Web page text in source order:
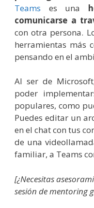
Teams es una
comunicarse a
con otra persona.
herramientas más
pensando en el
Al ser de
poder
populares, como
Puedes editar un
en el chat con tus
de una
familiar, a Teams
[¿Necesitas
sesión de mentoring